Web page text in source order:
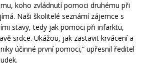
koho zvládnutí pomoci druhému při
Naši školitelé seznámí zájemce s
stavy, tedy jak pomoci při infarktu,
srdce. Ukážou, jak zastavit krvácení a
účinné první pomoci,“ upřesnil ředitel